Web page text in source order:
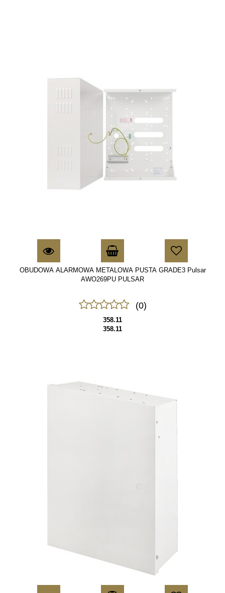
OBUDOWA ALARMOWA METALOWA PUSTA GRADE3 Pulsar
AWO269PU PULSAR
(0)
358.11
358.11